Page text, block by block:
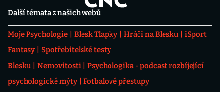
Další témata z našich webů
Moje Psychologie Blesk Tlapky Hráči na Blesku
iSport
Fantasy
Spotřebitelské testy
Blesku
Nemovitosti
Psychologika - podcast rozbíjející
psychologické mýty
Fotbalové přestupy